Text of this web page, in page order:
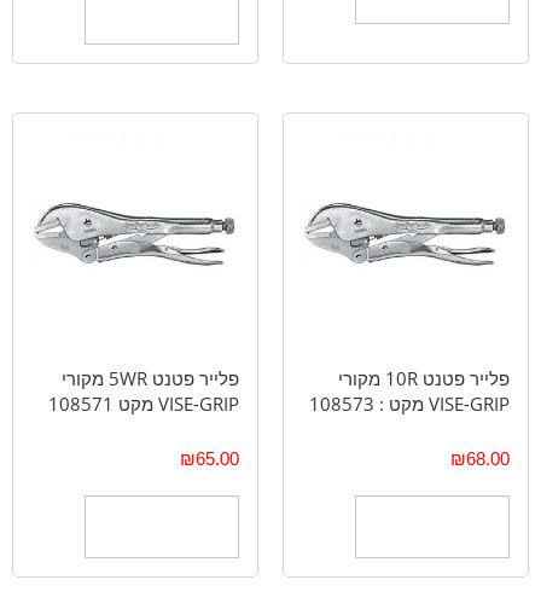
פלייר פטנט 10R מקורי
VISE-GRIP מקט : 108573
₪68.00
פלייר פטנט 5WR מקורי
VISE-GRIP מקט 108571
₪65.00